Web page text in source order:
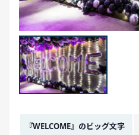
金額イメージ
『WELCOME』のビッグ文字